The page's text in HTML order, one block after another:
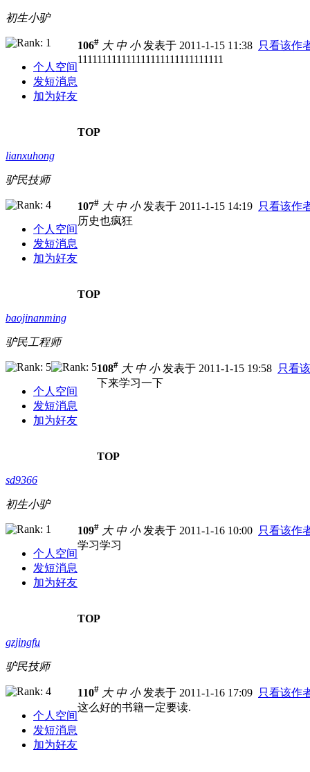
初生小驴
个人空间
发短消息
加为好友
106# 大 中 小发表于 2011-1-15 11:38 只看该作
111111111111111111111111111111
TOP
lianxuhong
驴民技师
个人空间
发短消息
加为好友
107# 大 中 小发表于 2011-1-15 14:19 只看该作
历史也疯狂
TOP
baojinanming
驴民工程师
个人空间
发短消息
加为好友
108# 大 中 小发表于 2011-1-15 19:58 只看
下来学习一下
TOP
sd9366
初生小驴
个人空间
发短消息
加为好友
109# 大 中 小发表于 2011-1-16 10:00 只看该作
学习学习
TOP
gzjingfu
驴民技师
个人空间
发短消息
加为好友
110# 大 中 小发表于 2011-1-16 17:09 只看该作
这么好的书籍一定要读.